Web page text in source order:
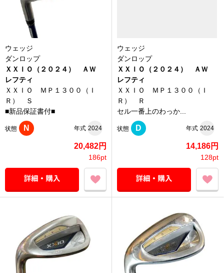
ウェッジ
ダンロップ
ＸＸＩＯ（２０２４） ＡＷ
レフティ
ＸＸＩＯ ＭＰ１３００（Ｉ
Ｒ） Ｓ
■新品保証書付■
状態 N 年式 2024
20,482円
186pt
ウェッジ
ダンロップ
ＸＸＩＯ（２０２４） ＡＷ
レフティ
ＸＸＩＯ ＭＰ１３００（Ｉ
Ｒ） Ｒ
セル一番上のわっか...
状態 D 年式 2024
14,186円
128pt